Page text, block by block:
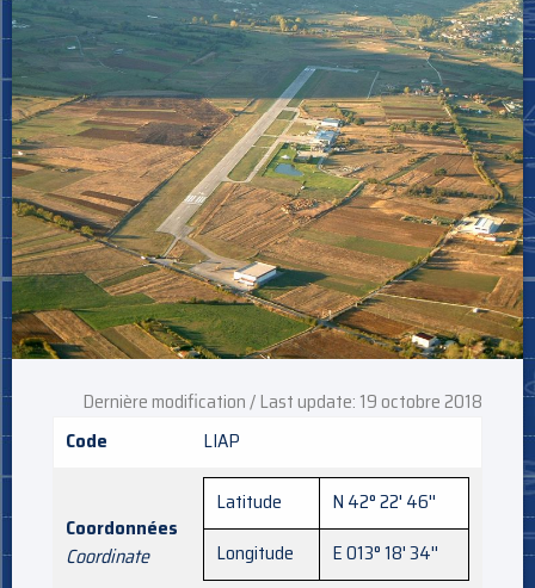
Dernière modification / Last update: 19 octobre 2018
Code
LIAP
Coordonnées
Coordinate
Latitude
N 42° 22' 46''
Longitude
E 013° 18' 34''